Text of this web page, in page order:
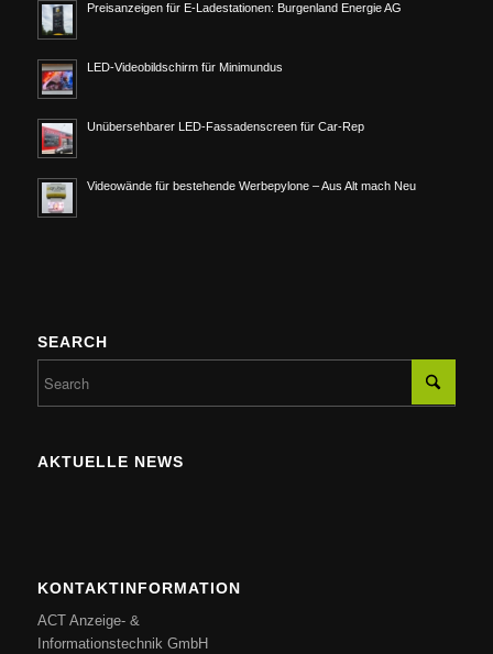
Preisanzeigen für E-Ladestationen: Burgenland Energie AG
LED-Videobildschirm für Minimundus
Unübersehbarer LED-Fassadenscreen für Car-Rep
Videowände für bestehende Werbepylone – Aus Alt mach Neu
SEARCH
AKTUELLE NEWS
KONTAKTINFORMATION
ACT Anzeige- &
Informationstechnik GmbH